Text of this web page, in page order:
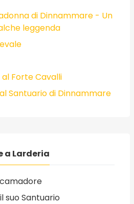
di Dinnammare - Un
leggenda
Forte Cavalli
Santuario di Dinnammare
a Larderia
suo Santuario